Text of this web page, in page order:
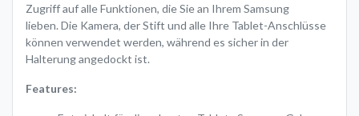
Zugriff auf alle Funktionen, die Sie an Ihrem Samsung
lieben. Die Kamera, der Stift und alle Ihre Tablet-Anschlüsse
können verwendet werden, während es sicher in der
Halterung angedockt ist.
Features: